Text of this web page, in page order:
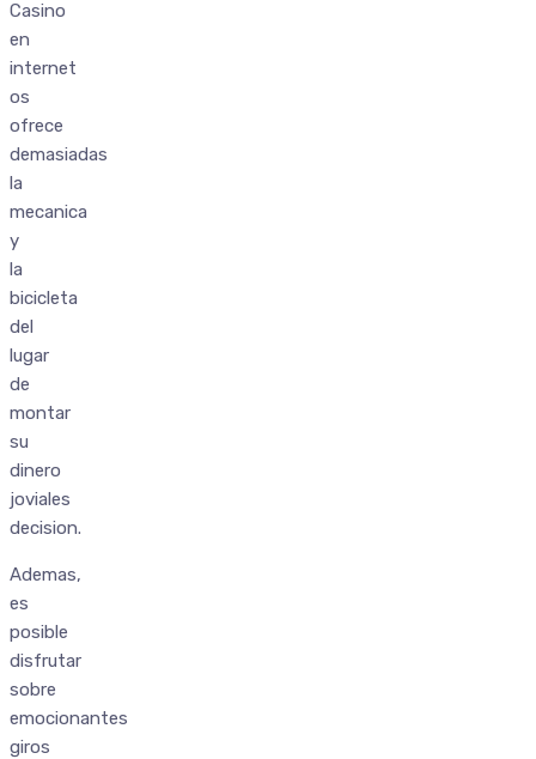
Casino
en
internet
os
ofrece
demasiadas
la
mecanica
y
la
bicicleta
del
lugar
de
montar
su
dinero
joviales
decision.
Ademas,
es
posible
disfrutar
sobre
emocionantes
giros